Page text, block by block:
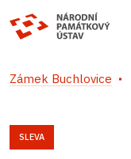
Zámek Buchlovice
SLEVA